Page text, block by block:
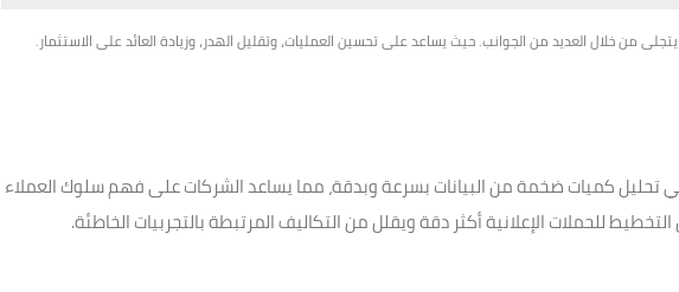
من خلال العديد من الجوانب. حيث يساعد على تحسين العمليات، وتقليل الهدر، وزيادة العائد على الاستثمار.
تحليل كميات ضخمة من البيانات بسرعة وبدقة، مما يساعد الشركات على فهم سلوك العملاء
للحملات الإعلانية أكثر دقة ويقلل من التكاليف المرتبطة بالتجربيات الخاطئة.